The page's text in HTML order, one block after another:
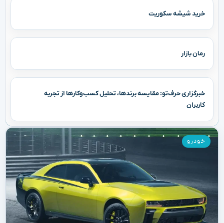
خرید شیشه سکوریت
رمان بازار
خبرگزاری حرف‌تو: مقایسه برندها، تحلیل کسب‌وکارها از تجربه
کاربران
خودرو